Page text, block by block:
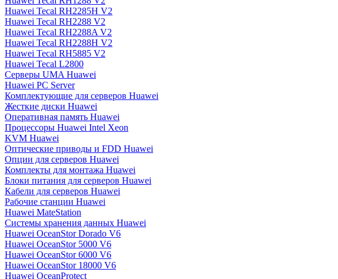
Huawei Tecal RH2285H V2
Huawei Tecal RH2288 V2
Huawei Tecal RH2288A V2
Huawei Tecal RH2288H V2
Huawei Tecal RH5885 V2
Huawei Tecal L2800
Серверы UMA Huawei
Huawei PC Server
Комплектующие для серверов Huawei
Жесткие диски Huawei
Оперативная память Huawei
Процессоры Huawei Intel Xeon
KVM Huawei
Оптические приводы и FDD Huawei
Опции для серверов Huawei
Комплекты для монтажа Huawei
Блоки питания для серверов Huawei
Кабели для серверов Huawei
Рабочие станции Huawei
Huawei MateStation
Системы хранения данных Huawei
Huawei OceanStor Dorado V6
Huawei OceanStor 5000 V6
Huawei OceanStor 6000 V6
Huawei OceanStor 18000 V6
Huawei OceanProtect